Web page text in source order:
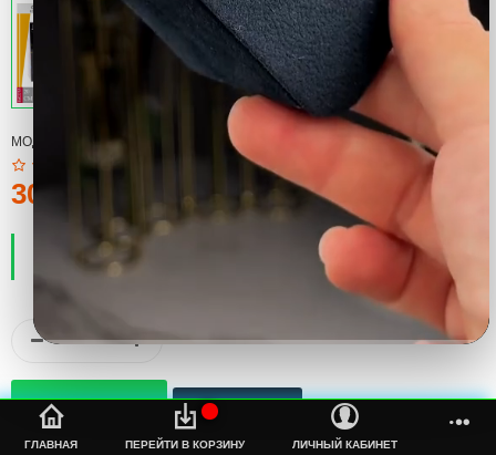
ГЛАВНАЯ
%s
ПЕРЕЙТИ В КОРЗИНУ ЛИЧНЫЙ КАБИНЕТ
МОДЕЛЬ: COOL
300тмт.
ПРОИЗВОДИТЕЛЬ:
НАЛИЧИЕ:
ЕСТЬ В НАЛИЧИИ